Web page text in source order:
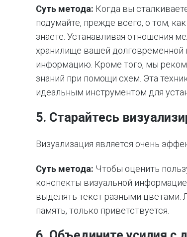
Суть метода: Когда вы
подумайте, прежде всего, о том,
знаете. Устанавливая отношения
хранилище вашей
информацию. Кроме того, мы
знаний при помощи схем. Эта
идеальным инструментом для
5. Старайтесь
Визуализация является очень
Суть метода: Чтобы оценить
конспекты визуальной
выделять текст разными цветами.
память, только приветствуется.